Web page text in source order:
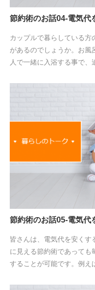
節約術のお話04-電気代
カップルで暮らしている
があるのでしょうか。お風
人で一緒に入浴する事で、
節約術のお話05-電気代
皆さんは、電気代を安くす
に見える節約術であっても
することが可能です。例え